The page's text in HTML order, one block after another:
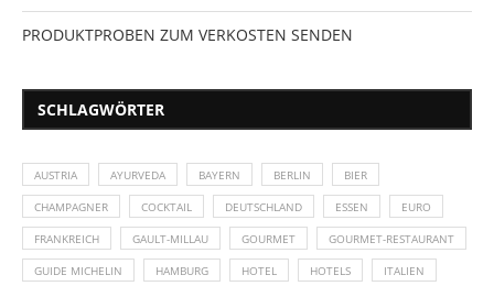
PRODUKTPROBEN ZUM VERKOSTEN SENDEN
SCHLAGWÖRTER
AUSTRIA AYURVEDA BAYERN BERLIN BIER
CHAMPAGNER COCKTAIL DEUTSCHLAND ESSEN EURO
FRANKREICH GAULT-MILLAU GOURMET GOURMET-RESTAURANT
GUIDE MICHELIN HAMBURG HOTEL HOTELS ITALIEN